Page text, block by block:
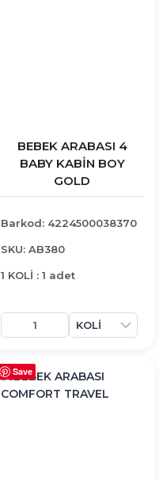
BEBEK ARABASI 4
BABY KABİN BOY
GOLD
Barkod: 4224500038370
SKU: AB380
1 KOLİ : 1 adet
Save